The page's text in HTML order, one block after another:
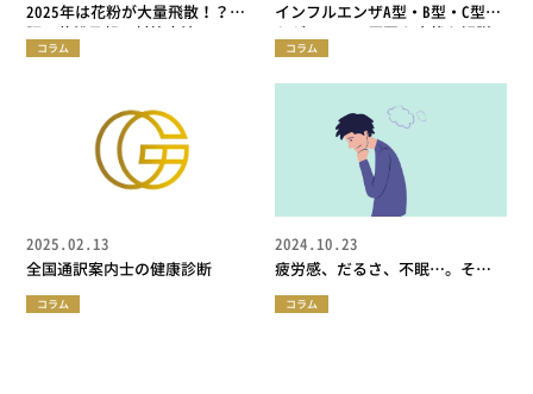
2025年は花粉が大量飛散！？大
阪の花粉予想と対策方法
コラム
インフルエンザA型・B型・C型の
ちがいって？原因や症状を解説
コラム
全国通訳案内士の健康診断
2025.02.13
コラム
疲労感、だるさ、不眠…。その
2024.10.23
コラム